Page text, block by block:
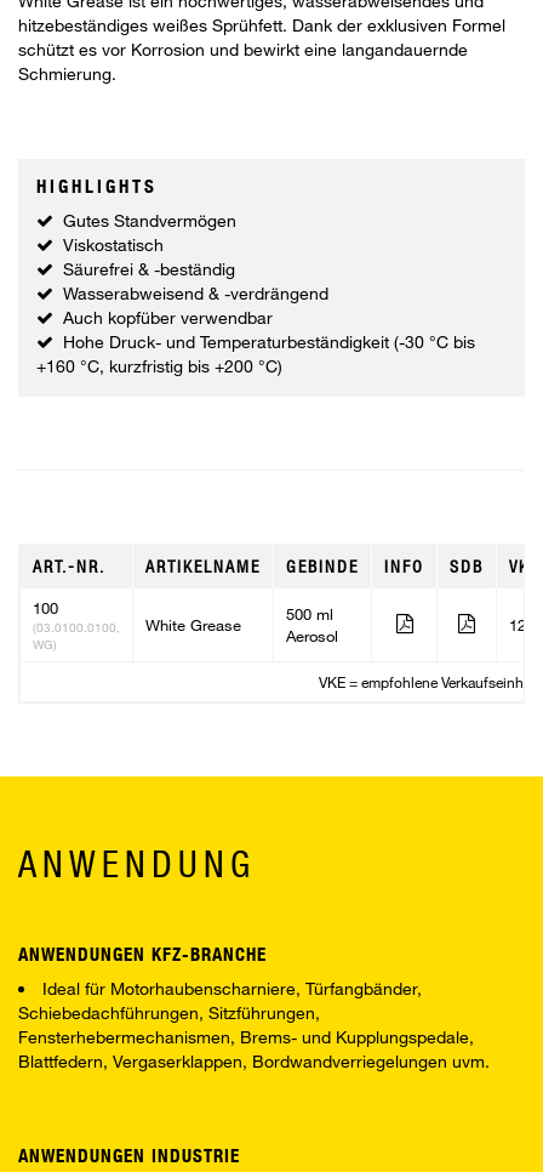
hitzebeständiges weißes Sprühfett. Dank der exklusiven Formel
schützt es vor Korrosion und bewirkt eine langandauernde
Schmierung.
HIGHLIGHTS
Gutes Standvermögen
Viskostatisch
Säurefrei & -beständig
Wasserabweisend & -verdrängend
Auch kopfüber verwendbar
Hohe Druck- und Temperaturbeständigkeit (-30 °C bis
+160 °C, kurzfristig bis +200 °C)
ART.-NR. ARTIKELNAME GEBINDE INFO SDB VKE
100
(03.0100.0100,
WG)
White Grease
500 ml
Aerosol
12
VKE = empfohlene Verkaufseinheit
ANWENDUNG
ANWENDUNGEN KFZ-BRANCHE
Ideal für Motorhaubenscharniere, Türfangbänder,
Schiebedachführungen, Sitzführungen,
Fensterhebermechanismen, Brems- und Kupplungspedale,
Blattfedern, Vergaserklappen, Bordwandverriegelungen uvm.
ANWENDUNGEN INDUSTRIE